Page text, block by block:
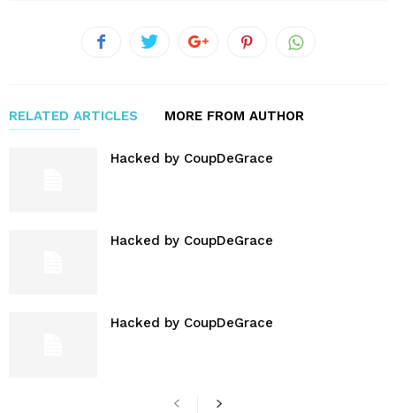
RELATED ARTICLES MORE FROM AUTHOR
Hacked by CoupDeGrace
Hacked by CoupDeGrace
Hacked by CoupDeGrace